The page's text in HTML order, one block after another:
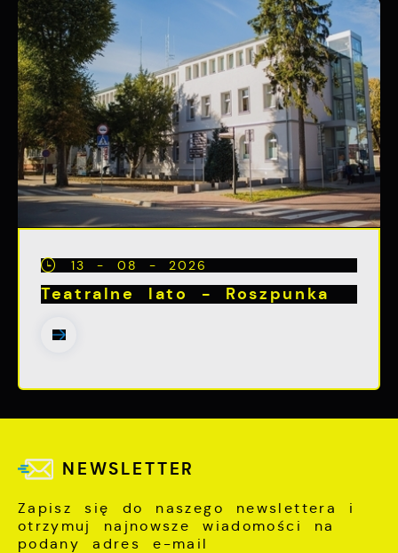
13 - 08 - 2026
Teatralne lato - Roszpunka
NEWSLETTER
Zapisz się do naszego newslettera i
otrzymuj najnowsze wiadomości na
podany adres e-mail